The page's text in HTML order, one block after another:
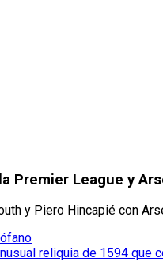
Premier League y
y Piero Hincapié con
reliquia de 1594 que